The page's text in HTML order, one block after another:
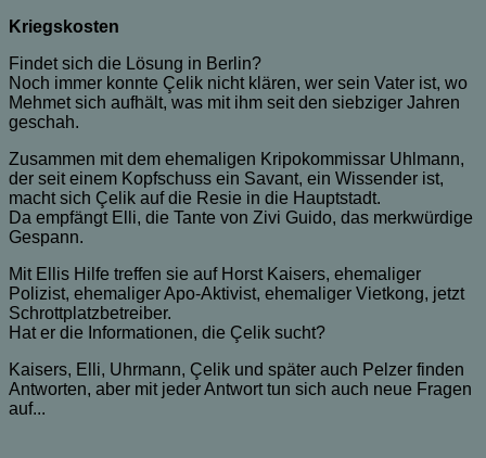
Kriegskosten
Findet sich die Lösung in Berlin?
Noch immer konnte Çelik nicht klären, wer sein Vater ist, wo
Mehmet sich aufhält, was mit ihm seit den siebziger Jahren
geschah.
Zusammen mit dem ehemaligen Kripokommissar Uhlmann,
der seit einem Kopfschuss ein Savant, ein Wissender ist,
macht sich Çelik auf die Resie in die Hauptstadt.
Da empfängt Elli, die Tante von Zivi Guido, das merkwürdige
Gespann.
Mit Ellis Hilfe treffen sie auf Horst Kaisers, ehemaliger
Polizist, ehemaliger Apo-Aktivist, ehemaliger Vietkong, jetzt
Schrottplatzbetreiber.
Hat er die Informationen, die Çelik sucht?
Kaisers, Elli, Uhrmann, Çelik und später auch Pelzer finden
Antworten, aber mit jeder Antwort tun sich auch neue Fragen
auf...